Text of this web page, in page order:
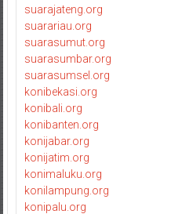
suarajateng.org
suarariau.org
suarasumut.org
suarasumbar.org
suarasumsel.org
konibekasi.org
konibali.org
konibanten.org
konijabar.org
konijatim.org
konimaluku.org
konilampung.org
konipalu.org